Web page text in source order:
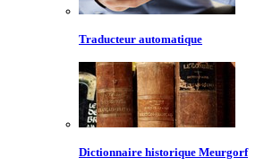
Traducteur automatique
Dictionnaire historique Meurgorf